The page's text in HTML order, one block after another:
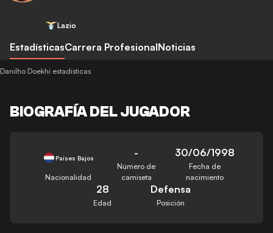
Lazio
EstadísticasCarrera ProfesionalNoticias
Danilho Doekhi estadísticas
BIOGRAFÍA DEL JUGADOR
Países Bajos
Nacionalidad
-
Número de
camiseta
30/06/1998
Fecha de
nacimiento
28
Edad
Defensa
Posición